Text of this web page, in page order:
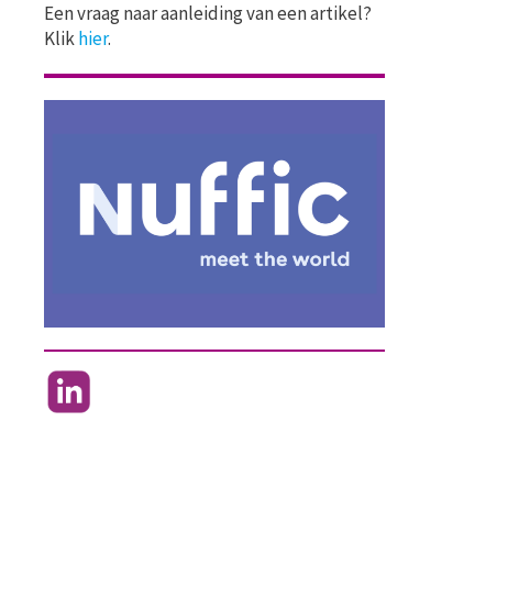
Een vraag naar aanleiding van een artikel?
Klikhier.